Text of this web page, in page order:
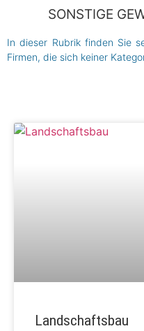
SONSTIGE
In dieser Rubrik finden Sie
Firmen, die sich keiner
Landschaftsbau